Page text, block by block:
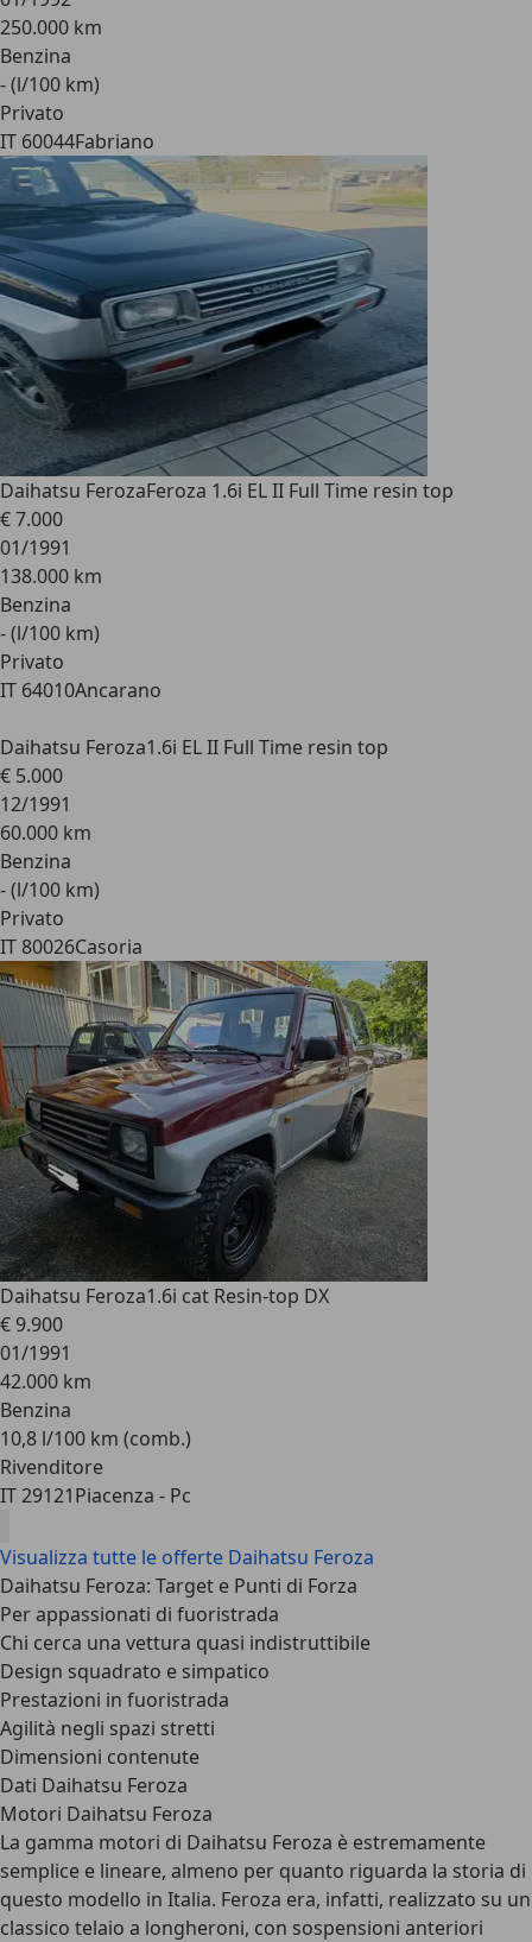
250.000 km
Benzina
- (l/100 km)
Privato
IT 60044Fabriano
Daihatsu FerozaFeroza 1.6i EL II Full Time resin top
€ 7.000
01/1991
138.000 km
Benzina
- (l/100 km)
Privato
IT 64010Ancarano
Daihatsu Feroza1.6i EL II Full Time resin top
€ 5.000
12/1991
60.000 km
Benzina
- (l/100 km)
Privato
IT 80026Casoria
Daihatsu Feroza1.6i cat Resin-top DX
€ 9.900
01/1991
42.000 km
Benzina
10,8 l/100 km (comb.)
Rivenditore
IT 29121Piacenza - Pc
Visualizza tutte le offerte Daihatsu Feroza
Daihatsu Feroza: Target e Punti di Forza
Per appassionati di fuoristrada
Chi cerca una vettura quasi indistruttibile
Design squadrato e simpatico
Prestazioni in fuoristrada
Agilità negli spazi stretti
Dimensioni contenute
Dati Daihatsu Feroza
Motori Daihatsu Feroza
La gamma motori di Daihatsu Feroza è estremamente
semplice e lineare, almeno per quanto riguarda la storia di
questo modello in Italia. Feroza era, infatti, realizzato su un
classico telaio a longheroni, con sospensioni anteriori